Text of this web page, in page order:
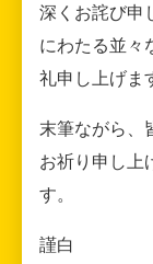
深くお詫び申
にわたる並々
礼申し上げま
末筆ながら、
お祈り申し上
す。
謹白